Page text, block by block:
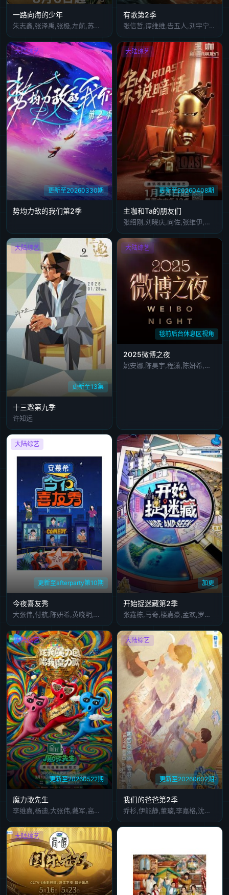
一路向海的少年
朱志鑫,张泽禹,张极,左航,苏新皓,陆虎,李飞,阎鹤祥
有歌第2季
张信哲,谭维维,告五人,刘宇宁,欧阳娜娜
大陆综艺
更新至20260330期
势均力敌的我们第2季
大陆综艺
更新至20260408期
主咖和Ta的朋友们
张绍刚,刘晓庆,向佐,张维伊,范志毅,呼兰,何广智,张纪中,MC热狗,步惊云,管乐,谢依霖,武艺,孟川,赵晓卉,毛衍七,艾福杰尼,米尔艾力,小奇,哈哈曹,颜安,耿大勇
大陆综艺
更新至13集
十三邀第九季
许知远
大陆综艺
毯前后台休息区视角
2025微博之夜
姚安娜,陈昊宇,程潇,陈妍希,刘些宁,刘宇,周震南,王影璐,王琳凯,章昊,张康乐,周柯宇,张艺凡,敖瑞鹏,张天爱,梁壁荧,林博洋,李兰迪,李云霄,卢昱晓,欧阳娜娜,王天放,王安宇,王玉雯,文淇,章若楠,曾舜晞,祝绪丹,周也,周雨彤,张予曦,陈都灵,陈丽君,陈哲远,邓为,段宜恩,丁禹兮,关晓彤,林秋楠,米奇·盖顿,彭昱畅,宋威龙,宋轶,宋祖儿,古力娜扎,张凌赫,张远,王星,阿云嘎,白鹿,悦悦,景甜,李莎旻子,李一桐,刘雨昕,刘宇宁,尼格买提·热合曼,齐思钧,孙艺洲,袁娅维,魏大勋,谢娜,蓝羽,张纯如
大陆综艺
更新至afterparty第10期
今夜喜友秀
大张伟,付航,陈妍希,黄晓明,沈月,房主任,刘仁铖,唐香玉,王勉,小北,詹鑫,于祥宇,翟佳宁,张海宇
加更
开始捉迷藏第2季
张鑫栋,马奇,楼嘉豪,孟欢,罗景文,马琪芮
大陆综艺
更新至20260522期
魔力歌先生
李维嘉,杨迪,大张伟,戴军,高进,龚琳娜,黄龄,蒋敦豪,吉克隽逸,张小婉,张宇,王蓉
大陆综艺
更新至20260602期
我们的爸爸第2季
乔杉,伊能静,董璇,李嘉格,沈奕斐,井胧,余宇涵
大陆综艺